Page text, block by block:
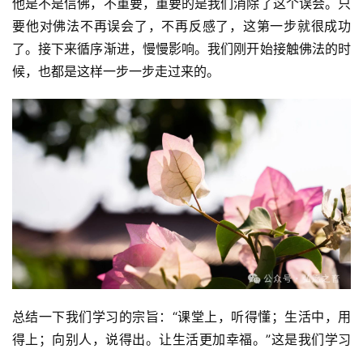
视
频
纪
录
术
政
策
规
他是不是信佛，不重要，重要的是我们消除了这个误会。只
要他对佛法不再误会了，不再反感了，这第一步就很成功
了。接下来循序渐进，慢慢影响。我们刚开始接触佛法的时
候，也都是这样一步一步走过来的。
总结一下我们学习的宗旨：“课堂上，听得懂；生活中，用
得上；向别人，说得出。让生活更加幸福。”这是我们学习